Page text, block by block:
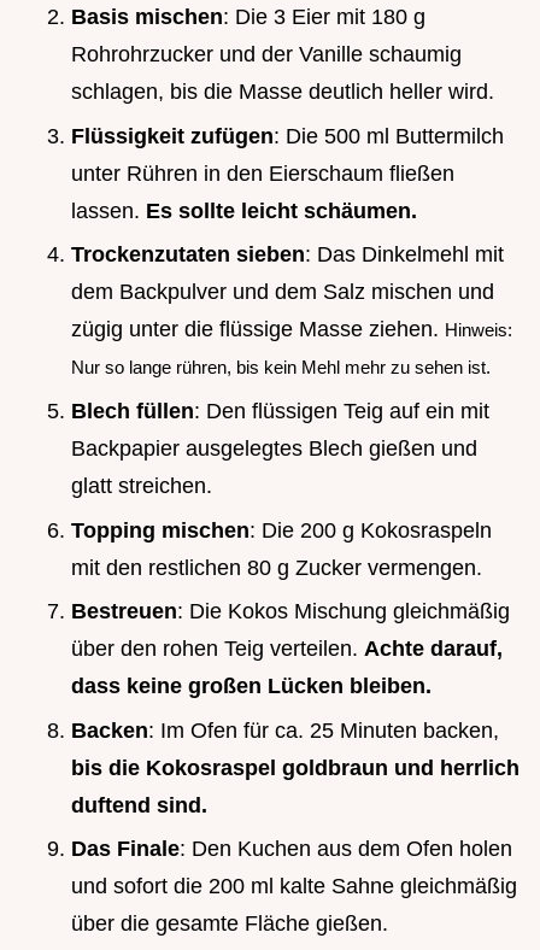
Basis mischen: Die 3 Eier mit 180 g
Rohrohrzucker und der Vanille schaumig
schlagen, bis die Masse deutlich heller wird.
Flüssigkeit zufügen: Die 500 ml Buttermilch
unter Rühren in den Eierschaum fließen
lassen. Es sollte leicht schäumen.
Trockenzutaten sieben: Das Dinkelmehl mit
dem Backpulver und dem Salz mischen und
zügig unter die flüssige Masse ziehen. Hinweis:
Nur so lange rühren, bis kein Mehl mehr zu sehen ist.
Blech füllen: Den flüssigen Teig auf ein mit
Backpapier ausgelegtes Blech gießen und
glatt streichen.
Topping mischen: Die 200 g Kokosraspeln
mit den restlichen 80 g Zucker vermengen.
Bestreuen: Die Kokos Mischung gleichmäßig
über den rohen Teig verteilen. Achte darauf,
dass keine großen Lücken bleiben.
Backen: Im Ofen für ca. 25 Minuten backen,
bis die Kokosraspel goldbraun und herrlich
duftend sind.
Das Finale: Den Kuchen aus dem Ofen holen
und sofort die 200 ml kalte Sahne gleichmäßig
über die gesamte Fläche gießen.